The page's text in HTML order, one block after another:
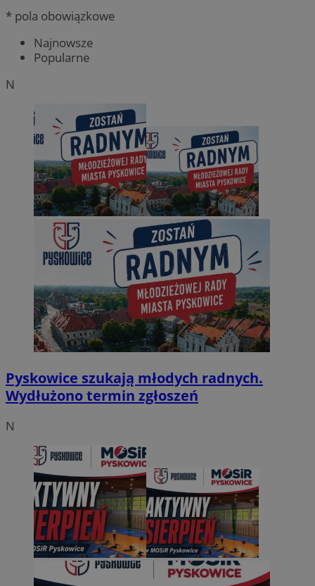
* pola obowiązkowe
Najnowsze
Popularne
N
Pyskowice szukają młodych radnych.
Wydłużono termin zgłoszeń
N